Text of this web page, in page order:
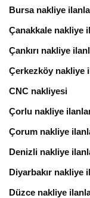
Bursa nakliye
Çanakkale nakliye
Çankırı nakliye
Çerkezköy nakliye
CNC nakliyesi
Çorlu nakliye
Çorum nakliye
Denizli nakliye
Diyarbakır nakliye
Düzce nakliye